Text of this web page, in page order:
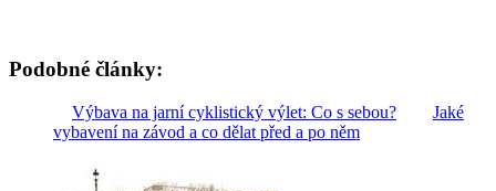
Podobné články:
Výbava na jarní cyklistický výlet: Co s sebou?
Jaké
vybavení na závod a co dělat před a po něm